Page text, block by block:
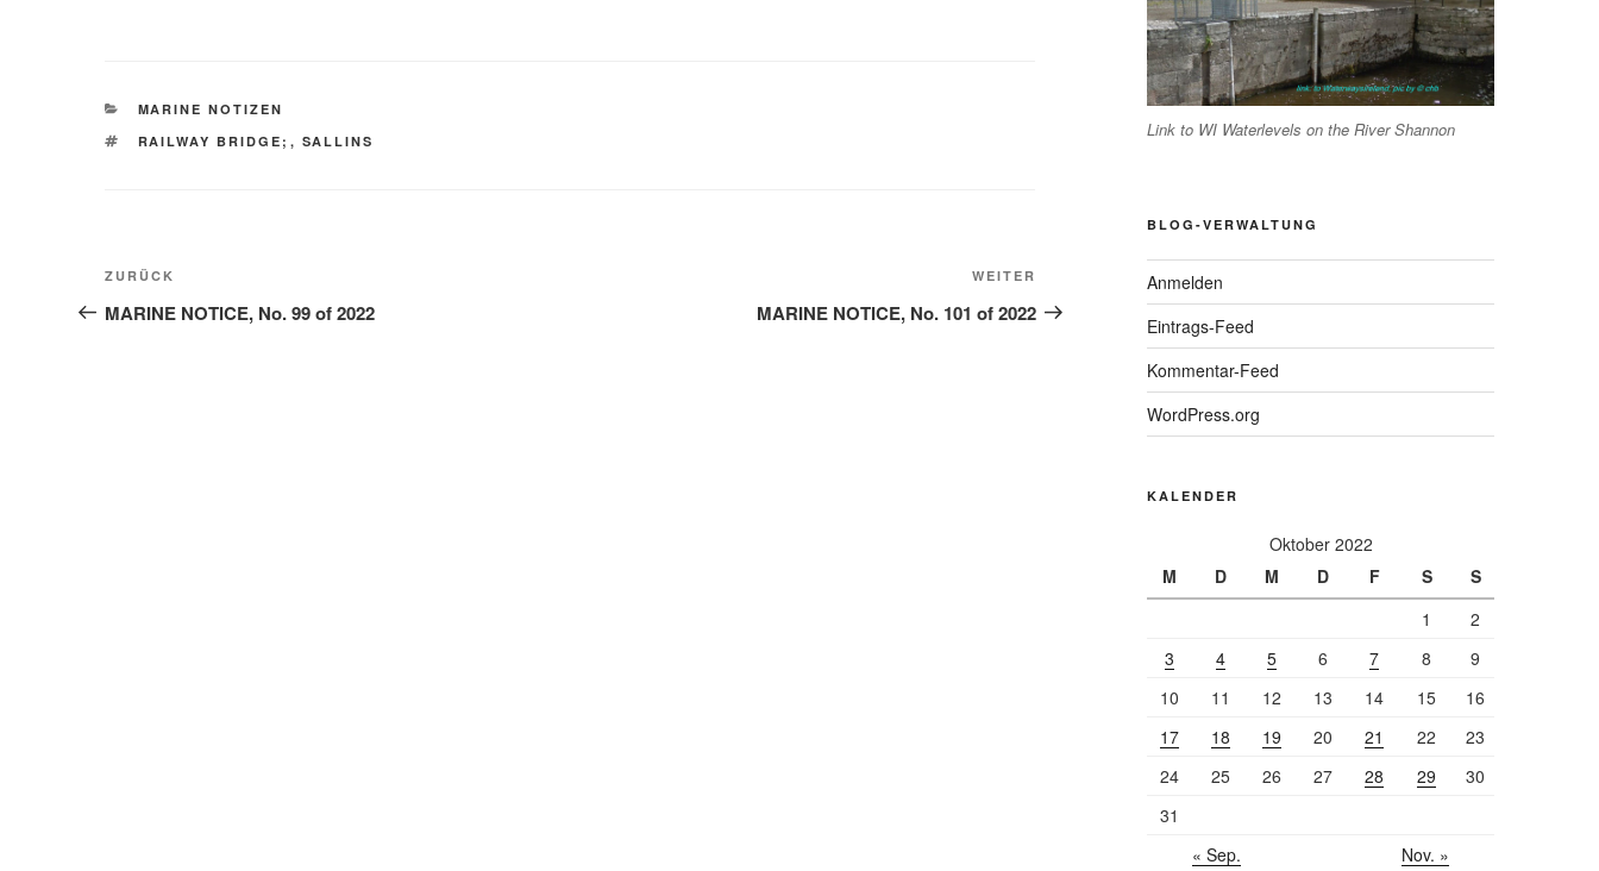
KATEGORIEN
MARINE NOTIZEN
SCHLAGWÖRTER
RAILWAY BRIDGE; , SALLINS
Beitragsnavigation
Vorheriger
Beitrag
ZURÜCK
MARINE NOTICE, No. 99 of 2022
Beitrag
WEITER
MARINE NOTICE, No. 101 of 2022
Link to WI Waterlevels on the River Shannon
BLOG-VERWALTUNG
Anmelden
Eintrags-Feed
Kommentar-Feed
WordPress.org
KALENDER
Oktober 2022
M
D M D F S
S
1
2
3
4 5 6 7 8
9
10
11 12 13 14 15
16
17
18 19 20 21 22
23
24
25 26 27 28 29
30
31
« Sep.
Nov. »